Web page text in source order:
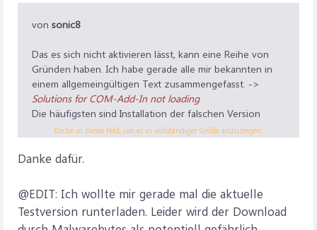
von sonic8
Das es sich nicht aktivieren lässt, kann eine Reihe von
Gründen haben. Ich habe gerade alle mir bekannten in
einem allgemeingültigen Text zusammengefasst. ->
Solutions for COM-Add-In not loading
Die häufigsten sind Installation der falschen Version
(32/64bit) und Arbeiten als Administrator und ohne UAC.
Klicke in dieses Feld, um es in vollständiger Größe anzuzeigen.
Danke dafür.
@EDIT: Ich wollte mir gerade mal die aktuelle
Testversion runterladen. Leider wird der Download